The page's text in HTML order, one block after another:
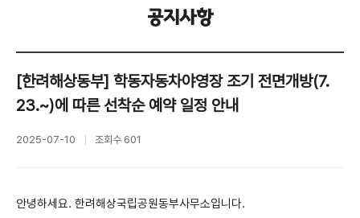
공지사항
[한려해상동부] 학동자동차야영장 조기 전면개방(7.
23.~)에 따른 선착순 예약 일정 안내
2025-07-10 조회수 601
안녕하세요. 한려해상국립공원동부사무소입니다.